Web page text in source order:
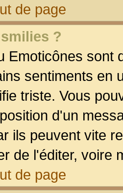
de page
?
Emoticônes sont
sentiments en
triste. Vous
d'un
ils peuvent vite
de l'éditer, voire
de page